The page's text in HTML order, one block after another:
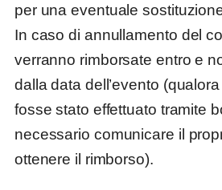
per una eventuale
In caso di annullamento del
verranno rimborsate entro e
dalla data dell’evento
fosse stato effettuato tramite
necessario comunicare il
ottenere il rimborso).